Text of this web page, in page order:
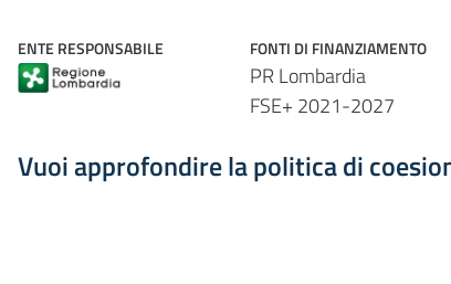
ENTE RESPONSABILE FONTI DI FINANZIAMENTO
PR Lombardia
FSE+ 2021-2027
Vuoi approfondire la politica di